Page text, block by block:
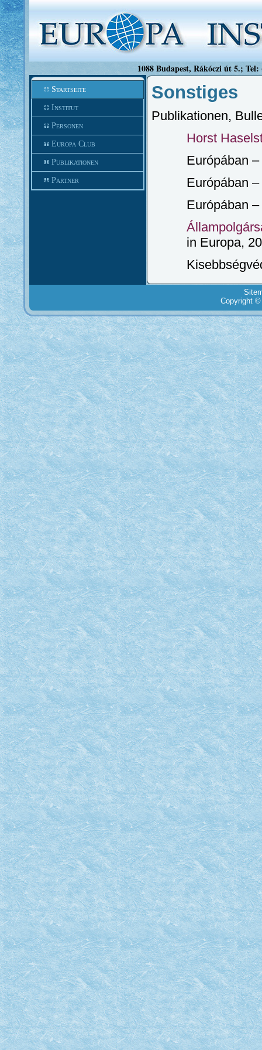
1088 Budapest, Rákóczi út 5.;
Startseite
Institut
Personen
Europa Club
Publikationen
Partner
Sonstiges
Publikationen,
Horst
Európában
Európában
Európában
in Europa,
Copyright ©